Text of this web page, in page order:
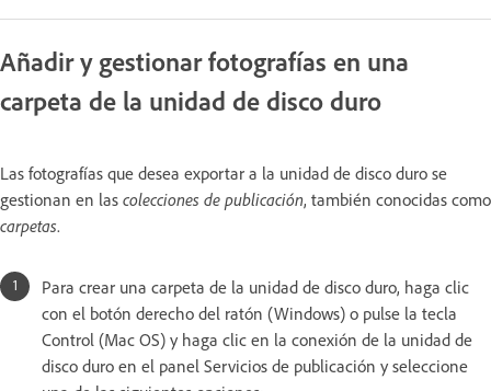
Añadir y gestionar fotografías en una
carpeta de la unidad de disco duro
Las fotografías que desea exportar a la unidad de disco duro se
gestionan en las colecciones de publicación, también conocidas como
carpetas.
Para crear una carpeta de la unidad de disco duro, haga clic
con el botón derecho del ratón (Windows) o pulse la tecla
Control (Mac OS) y haga clic en la conexión de la unidad de
disco duro en el panel Servicios de publicación y seleccione